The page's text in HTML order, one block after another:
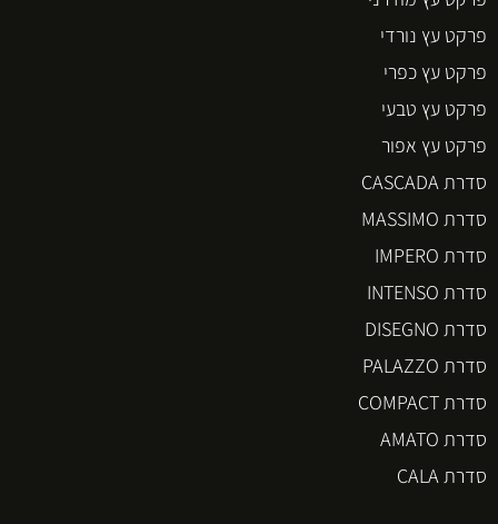
פרקט עץ נורדי
פרקט עץ כפרי
פרקט עץ טבעי
פרקט עץ אפור
סדרת CASCADA
סדרת MASSIMO
סדרת IMPERO
סדרת INTENSO
סדרת DISEGNO
סדרת PALAZZO
סדרת COMPACT
סדרת AMATO
סדרת CALA